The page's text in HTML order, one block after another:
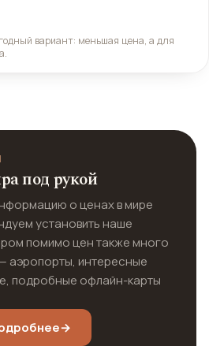
вариант: меньшая цена, а для
под рукой
о ценах в мире
установить наше
помимо цен также много
аэропорты, интересные
подробные офлайн-карты
→